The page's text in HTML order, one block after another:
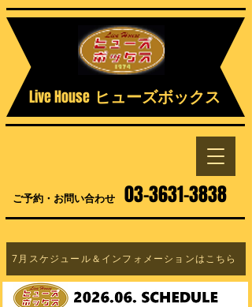
Live House ヒューズボックス
ご予約・お問い合わせ 03-3631-3838
7月スケジュール＆インフォメーションはこちら